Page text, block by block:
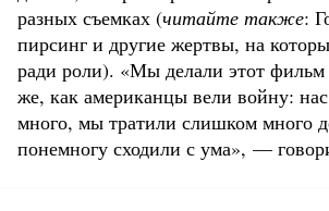
разных съемках (читайте также:
пирсинг и другие жертвы, на
ради роли). «Мы делали этот
же, как американцы вели войну:
много, мы тратили слишком много
понемногу сходили с ума», —